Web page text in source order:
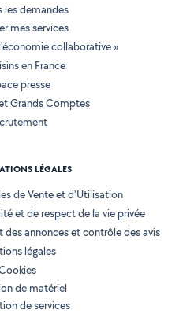
les demandes
mes services
collaborative »
en France
presse
Grands Comptes
LÉGALES
de Vente et d'Utilisation
et de respect de la vie privée
des annonces et contrôle des avis
légales
de matériel
de services